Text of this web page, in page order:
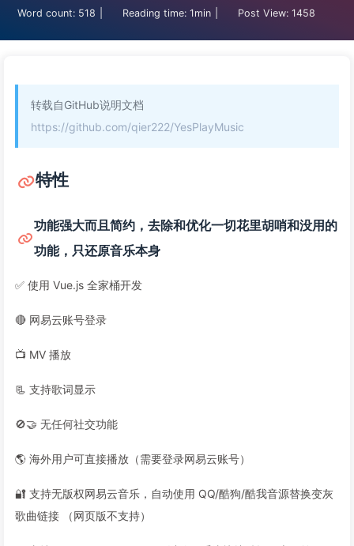
Word count: 518 Reading time: 1min Post View: 1458
转载自GitHub说明文档
https://github.com/qier222/YesPlayMusic
特性
功能强大而且简约，去除和优化一切花里胡哨和没用的
功能，只还原音乐本身
✅ 使用 Vue.js 全家桶开发
🔴 网易云账号登录
📺 MV 播放
📃 支持歌词显示
🚫🤝 无任何社交功能
🌎️ 海外用户可直接播放（需要登录网易云账号）
🔐 支持无版权网易云音乐，自动使用 QQ/酷狗/酷我音源替换变灰
歌曲链接 （网页版不支持）